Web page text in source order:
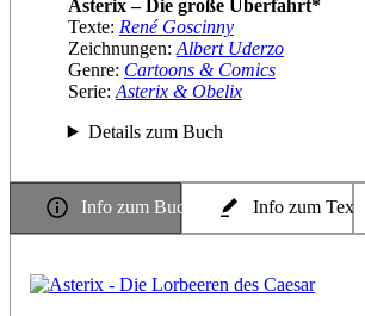
Asterix – Die große Überfahrt*
Texte: René Goscinny
Zeichnungen: Albert Uderzo
Genre: Cartoons & Comics
Serie: Asterix & Obelix
Details zum Buch
Info zum Buch Info zum Texter